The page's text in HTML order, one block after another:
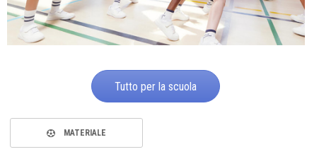
Tutto per la scuola
MATERIALE